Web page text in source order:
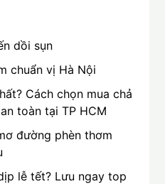
dồi sụn
chuẩn vị Hà Nội
Cách chọn mua chả
toàn tại TP HCM
đường phèn thơm
lễ tết? Lưu ngay top